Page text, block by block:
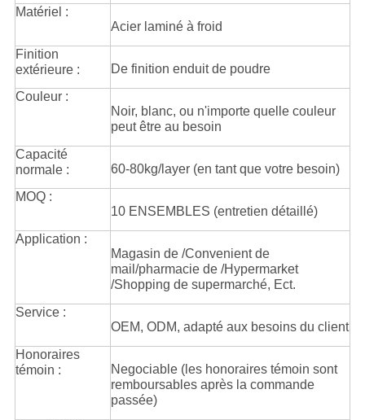
Matériel :
Acier laminé à froid
Finition
extérieure :
De finition enduit de poudre
Couleur :
Noir, blanc, ou n'importe quelle couleur
peut être au besoin
Capacité
normale :
60-80kg/layer (en tant que votre besoin)
MOQ :
10 ENSEMBLES (entretien détaillé)
Application :
Magasin de /Convenient de
mail/pharmacie de /Hypermarket
/Shopping de supermarché, Ect.
Service :
OEM, ODM, adapté aux besoins du client
Honoraires
témoin :
Negociable (les honoraires témoin sont
remboursables après la commande
passée)